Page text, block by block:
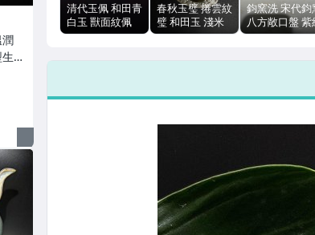
清代玉佩 和田青
白玉 獸面紋佩
扁平對稱 雙目圓
春秋玉璧 捲雲紋
璧 和田玉 淺米
黃 扁平圓璧 浮
鈞窯洗 宋代鈞
八方敞口盤 紫
釉 造型規整 無